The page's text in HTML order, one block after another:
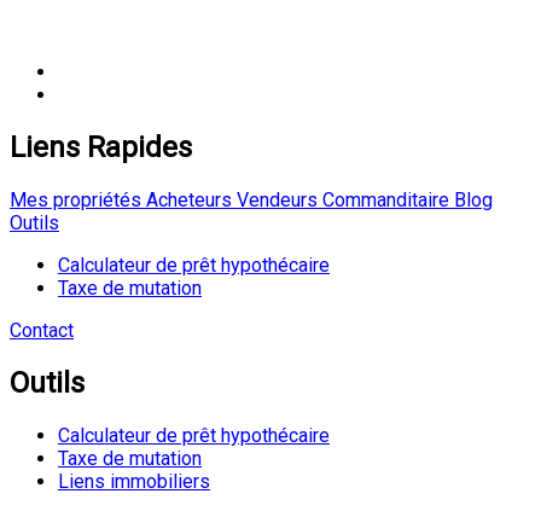
Liens Rapides
Mes propriétés Acheteurs Vendeurs Commanditaire Blog
Outils
Calculateur de prêt hypothécaire
Taxe de mutation
Contact
Outils
Calculateur de prêt hypothécaire
Taxe de mutation
Liens immobiliers